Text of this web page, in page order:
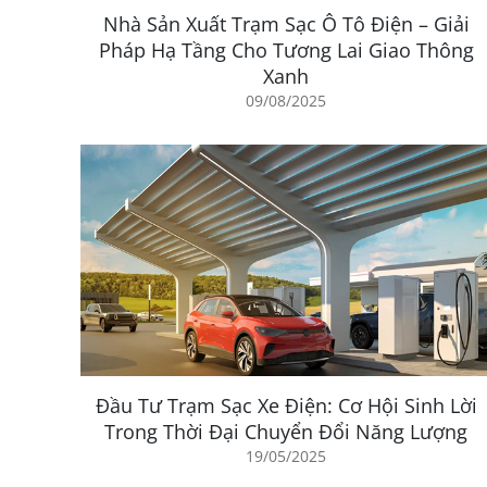
Nhà Sản Xuất Trạm Sạc Ô Tô Điện – Giải
Pháp Hạ Tầng Cho Tương Lai Giao Thông
Xanh
09/08/2025
Đầu Tư Trạm Sạc Xe Điện: Cơ Hội Sinh Lời
Trong Thời Đại Chuyển Đổi Năng Lượng
19/05/2025